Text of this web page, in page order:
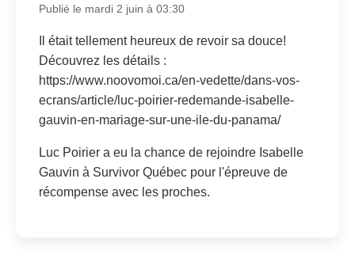
Publié le mardi 2 juin à 03:30
Il était tellement heureux de revoir sa douce!
Découvrez les détails :
https://www.noovomoi.ca/en-vedette/dans-vos-
ecrans/article/luc-poirier-redemande-isabelle-
gauvin-en-mariage-sur-une-ile-du-panama/
Luc Poirier a eu la chance de rejoindre Isabelle
Gauvin à Survivor Québec pour l'épreuve de
récompense avec les proches.